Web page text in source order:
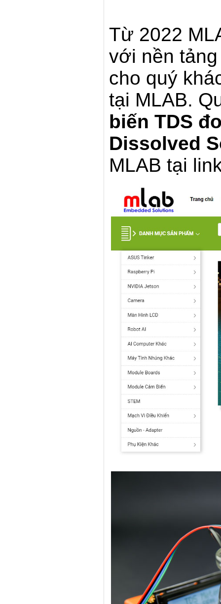
Từ 2022
với nền
cho quý
tại MLAB.
biến TDS
Dissolved
MLAB tại